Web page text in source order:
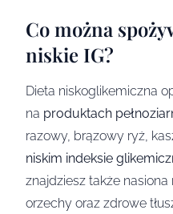
Co można
niskie IG?
Dieta niskoglikemiczna
na produktach
razowy, brązowy ryż,
niskim indeksie
znajdziesz także
orzechy oraz zdrowe